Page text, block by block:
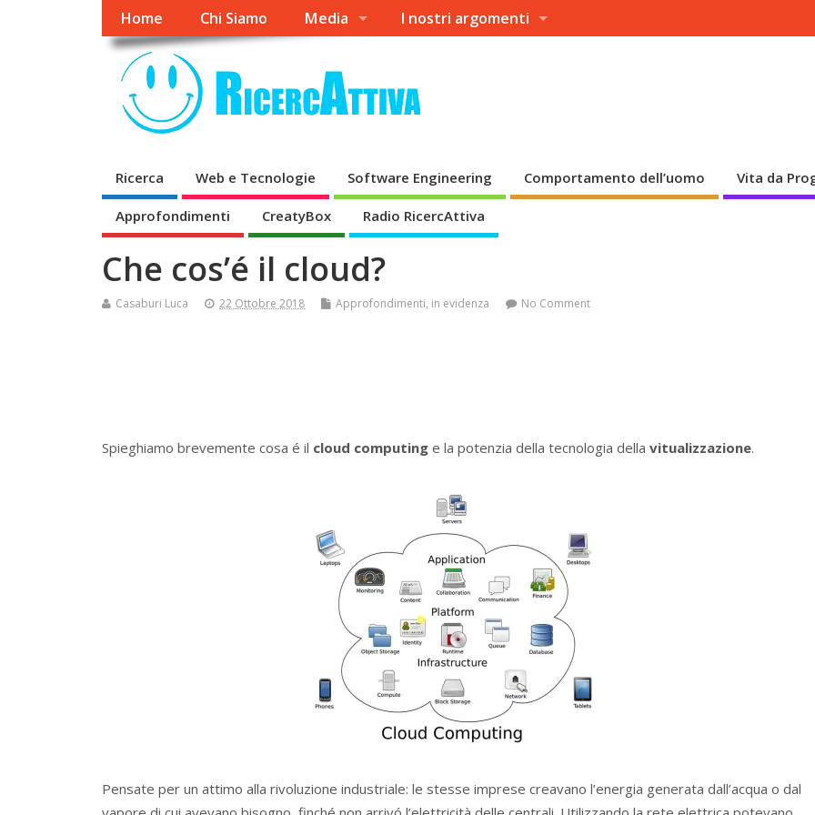
Home Chi Siamo Media I nostri argomenti
Ricerca Web e Tecnologie Software Engineering Comportamento dell’uomo Vita da
Approfondimenti CreatyBox Radio RicercAttiva
Che cos’é il cloud?
Casaburi Luca 22 Ottobre 2018 Approfondimenti, in evidenza No Comment
Spieghiamo brevemente cosa é il cloud computing e la potenzia della tecnologia della vitualizzazione.
Pensate per un attimo alla rivoluzione industriale: le stesse imprese creavano l’energia generata dall’acqua o dal